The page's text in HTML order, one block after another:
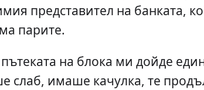
представител на банката,
парите.
на блока ми дойде
слаб, имаше качулка, те